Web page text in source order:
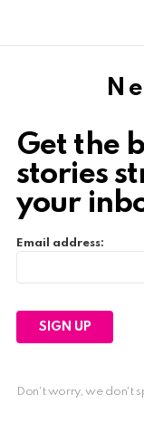
Get the
stories
your
Email address:
Don't worry, we don't